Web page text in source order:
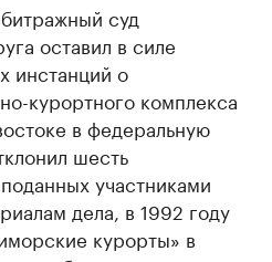
суд
оставил в силе
инстанций о
курортного комплекса
в федеральную
шесть
участниками
дела, в 1992 году
курорты» в